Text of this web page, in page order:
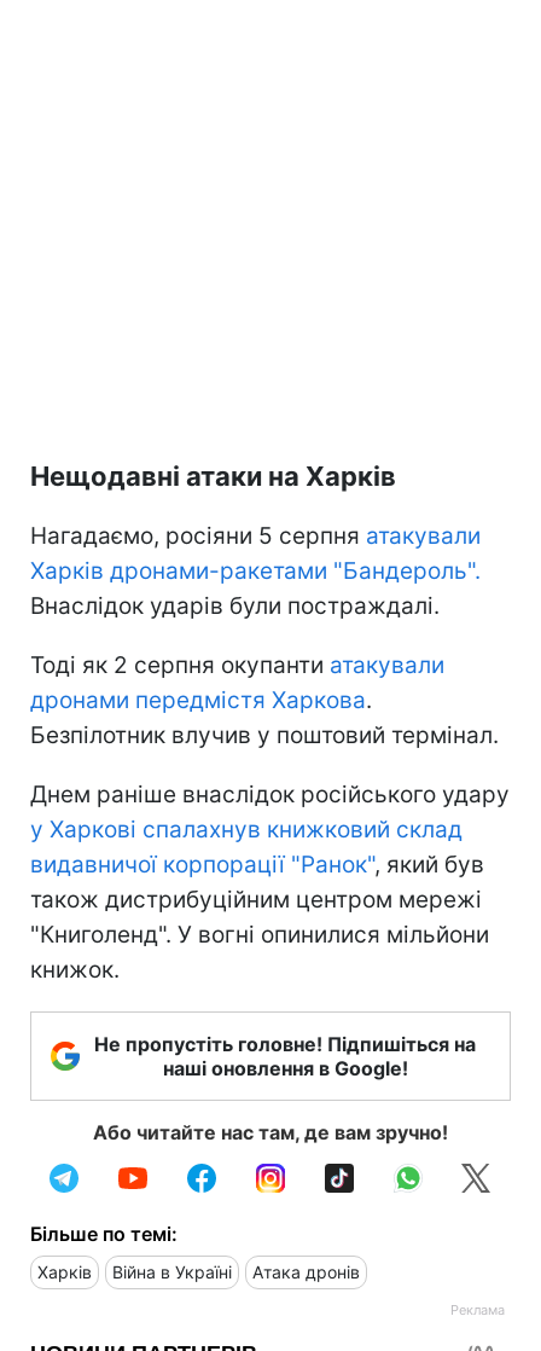
Нещодавні атаки на Харків
Нагадаємо, росіяни 5 серпня атакували
Харків дронами-ракетами "Бандероль".
Внаслідок ударів були постраждалі.
Тоді як 2 серпня окупанти атакували
дронами передмістя Харкова.
Безпілотник влучив у поштовий термінал.
Днем раніше внаслідок російського удару
у Харкові спалахнув книжковий склад
видавничої корпорації "Ранок", який був
також дистрибуційним центром мережі
"Книголенд". У вогні опинилися мільйони
книжок.
Не пропустіть головне! Підпишіться на
наші оновлення в Google!
Або читайте нас там, де вам зручно!
Більше по темі:
Харків Війна в Україні Атака дронів